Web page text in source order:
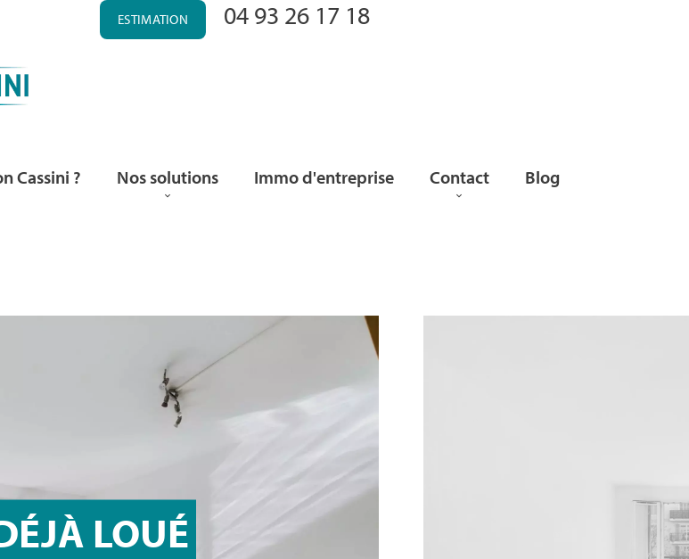
ESTIMATION 04 93 26 17 18
Cassini ? Nos solutions Immo d'entreprise Contact Blog
LOUÉ